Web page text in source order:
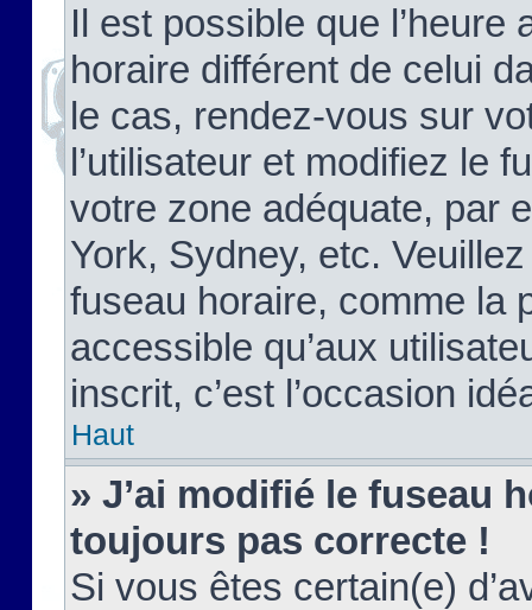
Il est possible que
horaire différent de celui
le cas, rendez-vous sur
l’utilisateur et modifiez le
votre zone adéquate, par
York, Sydney, etc.
fuseau horaire, comme la
accessible qu’aux
inscrit, c’est l’occasion
Haut
» J’ai modifié le fuseau
toujours pas correcte !
Si vous êtes certain(e)